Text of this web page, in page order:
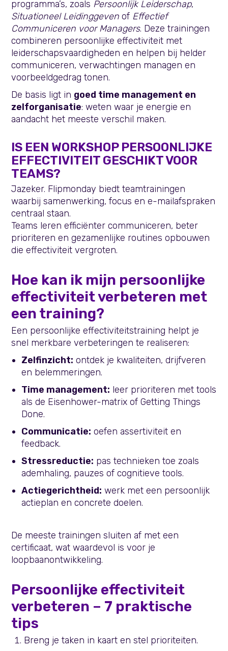
programma’s, zoals Persoonlijk Leiderschap,
Situationeel Leidinggeven of Effectief
Communiceren voor Managers. Deze trainingen
combineren persoonlijke effectiviteit met
leiderschapsvaardigheden en helpen bij helder
communiceren, verwachtingen managen en
voorbeeldgedrag tonen.
De basis ligt in goed time management en
zelforganisatie: weten waar je energie en
aandacht het meeste verschil maken.
IS EEN WORKSHOP PERSOONLIJKE
EFFECTIVITEIT GESCHIKT VOOR
TEAMS?
Jazeker. Flipmonday biedt teamtrainingen
waarbij samenwerking, focus en e-mailafspraken
centraal staan.
Teams leren efficiënter communiceren, beter
prioriteren en gezamenlijke routines opbouwen
die effectiviteit vergroten.
Hoe kan ik mijn persoonlijke
effectiviteit verbeteren met
een training?
Een persoonlijke effectiviteitstraining helpt je
snel merkbare verbeteringen te realiseren:
Zelfinzicht: ontdek je kwaliteiten, drijfveren
en belemmeringen.
Time management: leer prioriteren met tools
als de Eisenhower-matrix of Getting Things
Done.
Communicatie: oefen assertiviteit en
feedback.
Stressreductie: pas technieken toe zoals
ademhaling, pauzes of cognitieve tools.
Actiegerichtheid: werk met een persoonlijk
actieplan en concrete doelen.
De meeste trainingen sluiten af met een
certificaat, wat waardevol is voor je
loopbaanontwikkeling.
Persoonlijke effectiviteit
verbeteren – 7 praktische
tips
Breng je taken in kaart en stel prioriteiten.